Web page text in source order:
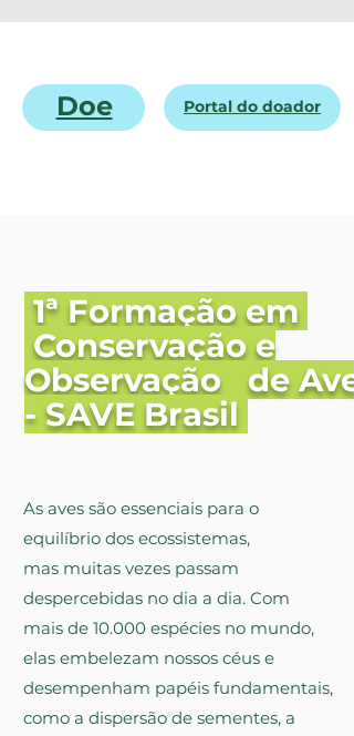
Doe Portal do doador
1ª Formação em
Conservação e
Observação de
- SAVE Brasil
As aves são essenciais para o
equilíbrio dos ecossistemas,
mas muitas vezes passam
despercebidas no dia a dia. Com
mais de 10.000 espécies no mundo,
elas embelezam nossos céus e
desempenham papéis fundamentais,
como a dispersão de sementes, a